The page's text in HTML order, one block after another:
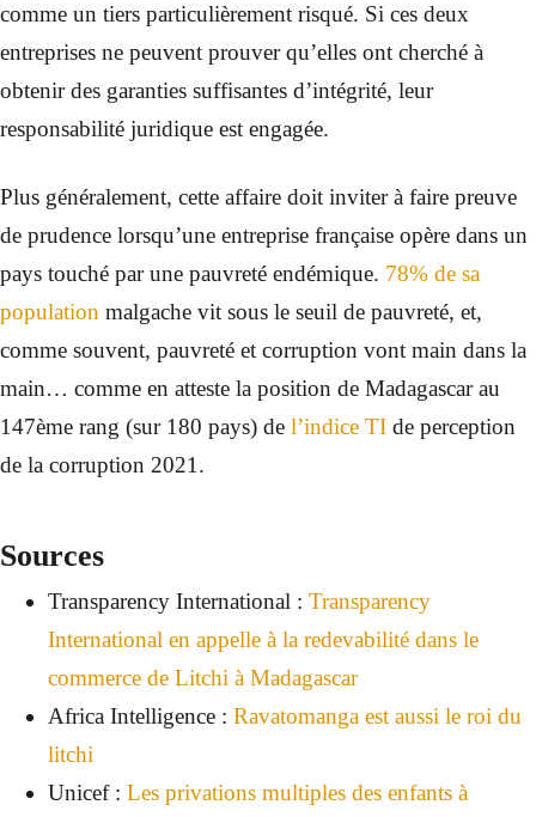
comme un tiers particulièrement risqué. Si ces deux
entreprises ne peuvent prouver qu’elles ont cherché à
obtenir des garanties suffisantes d’intégrité, leur
responsabilité juridique est engagée.
Plus généralement, cette affaire doit inviter à faire preuve
de prudence lorsqu’une entreprise française opère dans un
pays touché par une pauvreté endémique. 78% de sa
population malgache vit sous le seuil de pauvreté, et,
comme souvent, pauvreté et corruption vont main dans la
main… comme en atteste la position de Madagascar au
147ème rang (sur 180 pays) de l’indice TI de perception
de la corruption 2021.
Sources
Transparency International : Transparency
International en appelle à la redevabilité dans le
commerce de Litchi à Madagascar
Africa Intelligence : Ravatomanga est aussi le roi du
litchi
Unicef : Les privations multiples des enfants à